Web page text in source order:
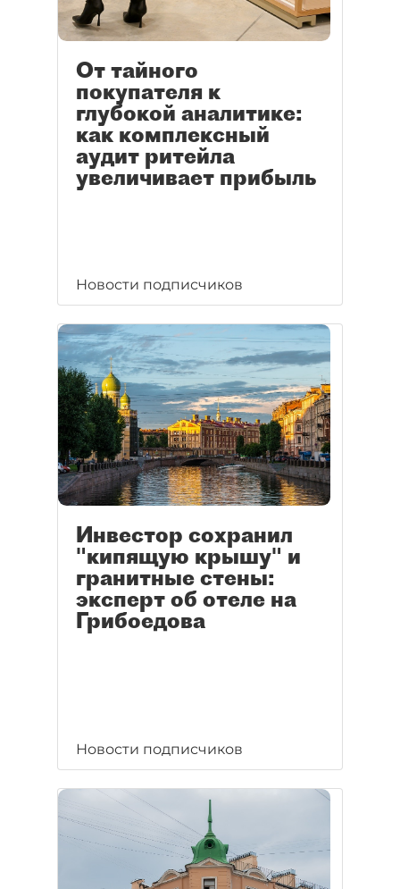
От тайного
покупателя к
глубокой аналитике:
как комплексный
аудит ритейла
увеличивает прибыль
Новости подписчиков
Инвестор сохранил
"кипящую крышу" и
гранитные стены:
эксперт об отеле на
Грибоедова
Новости подписчиков